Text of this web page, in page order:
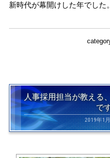
新時代が幕開けした年でした
人事採用担当が教える
で
2019年1